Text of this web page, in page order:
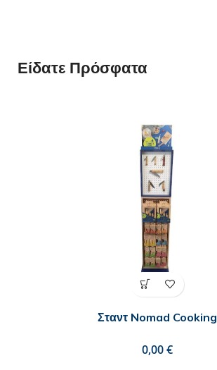
Είδατε Πρόσφατα
Σταντ Nomad Cooking
€